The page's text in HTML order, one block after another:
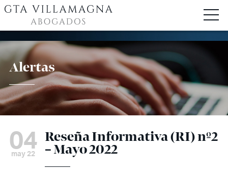
Alertas
04
may 22
Reseña Informativa (RI) nº2
– Mayo 2022